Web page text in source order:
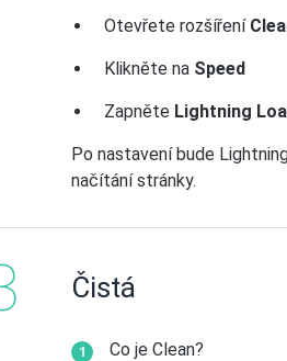
Otevřete rozšíření
Klikněte na Speed
Zapněte Lightning
Po nastavení bude
načítání stránky.
Čistá
Co je Clean?